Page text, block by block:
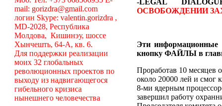
mail: gorizdra@gmail.com
логин Skype: valentin.gorizdra ,
MD-2028, Республика
Молдова, Кишинэу, шоссе
Хынчешть, 64-А, кв. 6.
Для поддержки реализации
моих 32 глобальных
революционных проектов по
выходу из надвигающегося
гибельного кризиса
нынешнего человечества
-LEGAL
ОСВОБОЖДЕНИИ
Эти информационные
кнопку ФАЙЛЫ в
Проработав 10 месяцев
около 20000 лей и смог
8-ми ядерным
завершил работу